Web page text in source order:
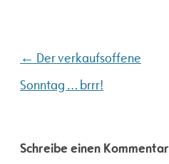
Beitragsnavigation
← Der verkaufsoffene
Sonntag … brrr!
Schreibe einen Kommentar